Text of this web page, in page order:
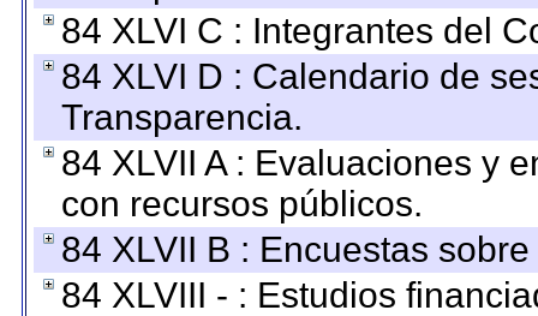
84 XLVI C : Integrantes del
84 XLVI D : Calendario de
Transparencia.
84 XLVII A : Evaluaciones y
con recursos públicos.
84 XLVII B : Encuestas
84 XLVIII - : Estudios